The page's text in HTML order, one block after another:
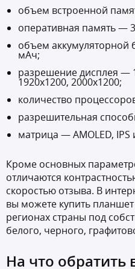
объем встроенной
оперативная память —
объем аккумуляторной
мАч;
разрешение дисплея —
1920х1200, 2000х1200;
количество
разрешительная
матрица — AMOLED, IPS
Кроме основных
отличаются
скоростью отзыва. В
вы можете купить
регионах страны под
белого, черного,
На что